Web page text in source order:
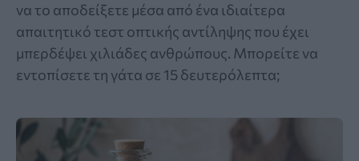
να το αποδείξετε μέσα από ένα ιδιαίτερα
απαιτητικό τεστ οπτικής αντίληψης που έχει
μπερδέψει χιλιάδες ανθρώπους. Μπορείτε να
εντοπίσετε τη γάτα σε 15 δευτερόλεπτα;